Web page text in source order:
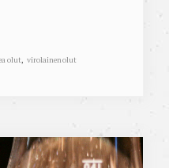
olut, virolainen olut